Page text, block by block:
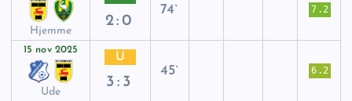
Hjemme
2:0
74` 7.2
15 nov 2025
Ude
U
3:3
45` 6.2